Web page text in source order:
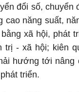
đổi số,
cao năng suất,
xã hội, phát
trị - xã hội; kiên
hướng tới nâng
triển.